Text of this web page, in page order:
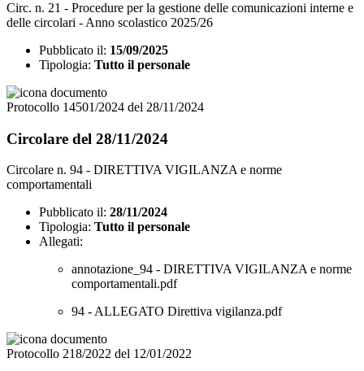
Circ. n. 21 - Procedure per la gestione delle comunicazioni interne e
delle circolari - Anno scolastico 2025/26
Pubblicato il: 15/09/2025
Tipologia: Tutto il personale
Protocollo 14501/2024 del 28/11/2024
Circolare del 28/11/2024
Circolare n. 94 - DIRETTIVA VIGILANZA e norme
comportamentali
Pubblicato il: 28/11/2024
Tipologia: Tutto il personale
Allegati:
annotazione_94 - DIRETTIVA VIGILANZA e norme
comportamentali.pdf
94 - ALLEGATO Direttiva vigilanza.pdf
Protocollo 218/2022 del 12/01/2022